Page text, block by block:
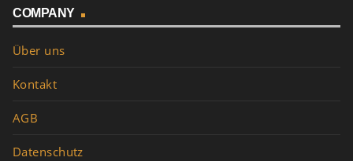
COMPANY
Über uns
Kontakt
AGB
Datenschutz